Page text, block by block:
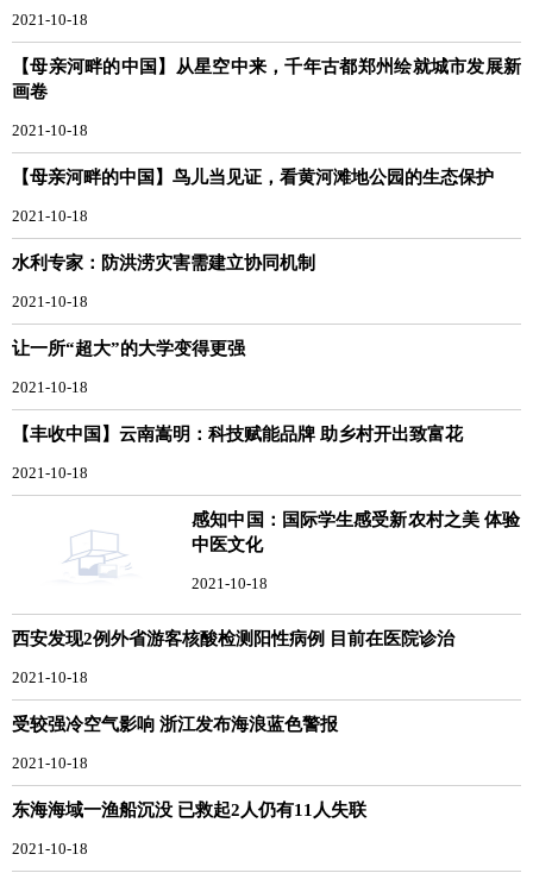
2021-10-18
【母亲河畔的中国】从星空中来，千年古都郑州绘就城市发展新
画卷
2021-10-18
【母亲河畔的中国】鸟儿当见证，看黄河滩地公园的生态保护
2021-10-18
水利专家：防洪涝灾害需建立协同机制
2021-10-18
让一所“超大”的大学变得更强
2021-10-18
【丰收中国】云南嵩明：科技赋能品牌 助乡村开出致富花
2021-10-18
感知中国：国际学生感受新农村之美 体验
中医文化
2021-10-18
西安发现2例外省游客核酸检测阳性病例 目前在医院诊治
2021-10-18
受较强冷空气影响 浙江发布海浪蓝色警报
2021-10-18
东海海域一渔船沉没 已救起2人仍有11人失联
2021-10-18